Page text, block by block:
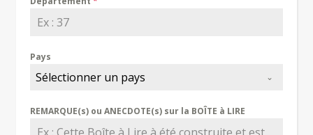
Pays
Sélectionner un pays
REMARQUE(s) ou ANECDOTE(s) sur la BOÎTE à LIRE